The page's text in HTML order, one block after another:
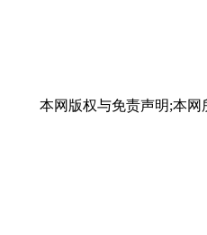
本网版权与免责声明;本